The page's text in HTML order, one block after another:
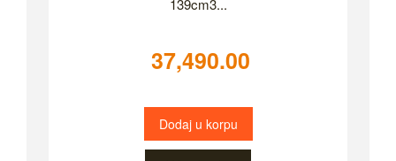
139cm3...
37,490.00
Dodaj u korpu